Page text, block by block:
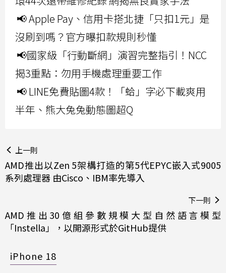
📢 Apple Pay、信用卡搭北捷「只扣1元」是
沒刷到嗎？官方曝扣款規則秒懂
📢國家級「行動斷網」演習完整指引！NCC
揭3重點：勿用手機處理重要工作
📢 LINE免費貼圖4款！「蛤」字必下載爽用
半年、熊大兔兔動態圖超Q
上一則
AMD推出以Zen 5架構打造的第5代EPYC嵌入式9005
系列處理器 由Cisco、IBM率先導入
下一則
AMD推出30億組參數規模大型自然語言模型
「Instella」，以開源形式於GitHub提供
iPhone 18